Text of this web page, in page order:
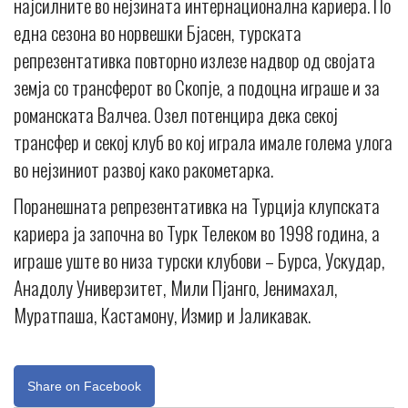
една сезона во норвешки Бјасен, турската
репрезентативка повторно излезе надвор од својата
земја со трансферот во Скопје, а подоцна играше и за
романската Валчеа. Озел потенцира дека секој
трансфер и секој клуб во кој играла имале голема улога
во нејзиниот развој како ракометарка.
Поранешната репрезентативка на Турција клупската
кариера ја започна во Турк Телеком во 1998 година, а
играше уште во низа турски клубови – Бурса, Ускудар,
Анадолу Универзитет, Мили Пјанго, Јенимахал,
Муратпаша, Кастамону, Измир и Јаликавак.
Share on Facebook